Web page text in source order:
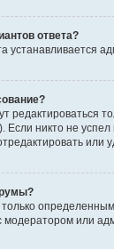
ответа?
устанавливается
Если никто не
или
модератором или